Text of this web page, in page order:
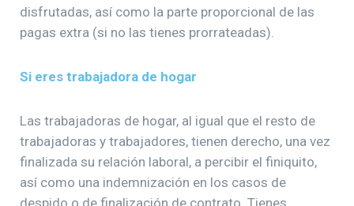
disfrutadas, así como la parte proporcional de las
pagas extra (si no las tienes prorrateadas).
Si eres trabajadora de hogar
Las trabajadoras de hogar, al igual que el resto de
trabajadoras y trabajadores, tienen derecho, una vez
finalizada su relación laboral, a percibir el finiquito,
así como una indemnización en los casos de
despido o de finalización de contrato. Tienes